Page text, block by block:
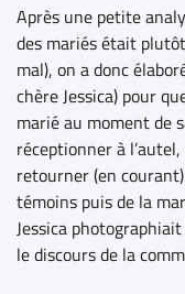
Après une petite
des mariés était
mal), on a donc
chère Jessica) pour
marié au moment de
réceptionner à
retourner (en
témoins puis de la
Jessica
le discours de la